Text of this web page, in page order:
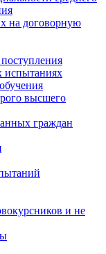
на договорную
испытаниях
высшего
граждан
и не